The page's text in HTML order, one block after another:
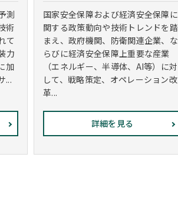
測
術
て
力
加
...
国家安全保障および経済安全保障に
関する政策動向や技術トレンドを踏
まえ、政府機関、防衛関連企業、な
らびに経済安全保障上重要な産業
（エネルギー、半導体、AI等）に対
して、戦略策定、オペレーション改
革...
詳細を見る